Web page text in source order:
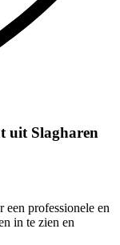
uit Slagharen
professionele en
in te zien en